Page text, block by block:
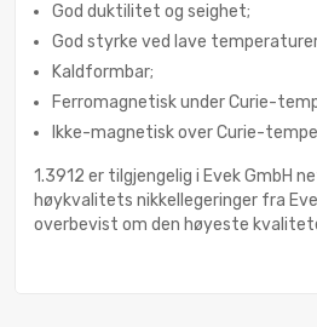
God duktilitet og seighet;
God styrke ved lave
Kaldformbar;
Ferromagnetisk under Curie-
Ikke-magnetisk over Curie-
1.3912 er tilgjengelig i Evek GmbH
høykvalitets nikkellegeringer fra
overbevist om den høyeste